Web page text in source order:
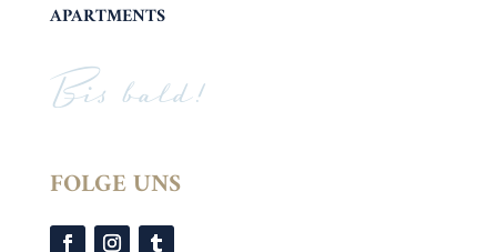
APARTMENTS
Bis bald!
FOLGE UNS